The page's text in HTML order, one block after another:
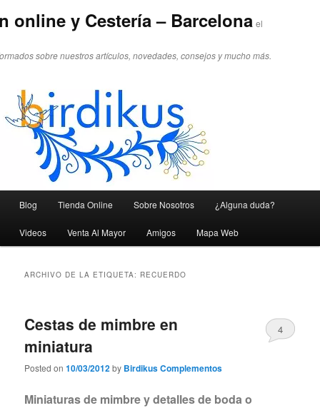
online y Cestería – Barcelona el
sobre nuestros artículos, novedades, consejos y mucho más.
Ir al contenido principal
Ir al contenido secundario
Blog Tienda Online Sobre Nosotros ¿Alguna duda?
Videos Venta Al Mayor Amigos Mapa Web
ARCHIVO DE LA ETIQUETA: RECUERDO
Cestas de mimbre en
miniatura
Posted on10/03/2012by Birdikus Complementos
4
Miniaturas de mimbre y detalles de boda o